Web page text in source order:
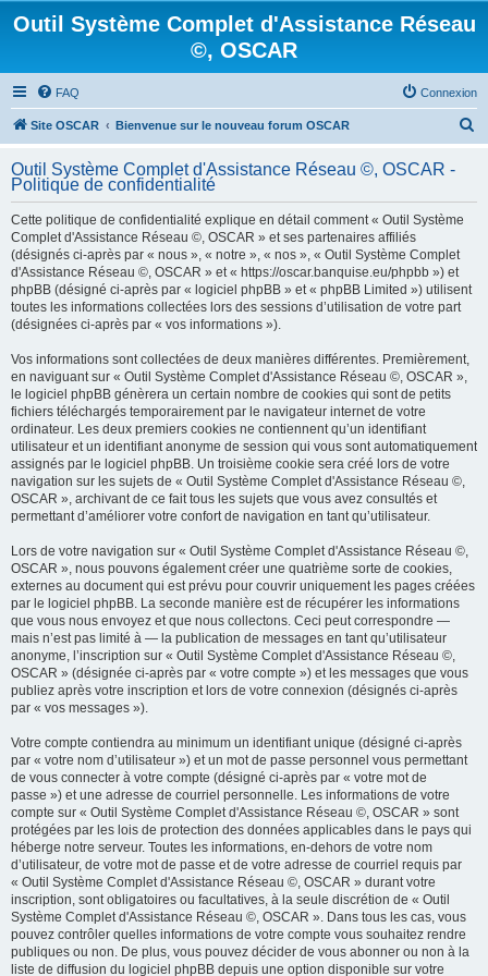
Outil Système Complet d'Assistance Réseau
©, OSCAR
FAQ Connexion
Site OSCAR Bienvenue sur le nouveau forum OSCAR
h
Outil Système Complet d'Assistance Réseau ©, OSCAR -
Politique de confidentialité
Cette politique de confidentialité explique en détail comment « Outil Système
Complet d'Assistance Réseau ©, OSCAR » et ses partenaires affiliés
(désignés ci-après par « nous », « notre », « nos », « Outil Système Complet
d'Assistance Réseau ©, OSCAR » et « https://oscar.banquise.eu/phpbb ») et
phpBB (désigné ci-après par « logiciel phpBB » et « phpBB Limited ») utilisent
toutes les informations collectées lors des sessions d’utilisation de votre part
(désignées ci-après par « vos informations »).
Vos informations sont collectées de deux manières différentes. Premièrement,
en naviguant sur « Outil Système Complet d'Assistance Réseau ©, OSCAR »,
le logiciel phpBB génèrera un certain nombre de cookies qui sont de petits
fichiers téléchargés temporairement par le navigateur internet de votre
ordinateur. Les deux premiers cookies ne contiennent qu’un identifiant
utilisateur et un identifiant anonyme de session qui vous sont automatiquement
assignés par le logiciel phpBB. Un troisième cookie sera créé lors de votre
navigation sur les sujets de « Outil Système Complet d'Assistance Réseau ©,
OSCAR », archivant de ce fait tous les sujets que vous avez consultés et
permettant d’améliorer votre confort de navigation en tant qu’utilisateur.
Lors de votre navigation sur « Outil Système Complet d'Assistance Réseau ©,
OSCAR », nous pouvons également créer une quatrième sorte de cookies,
externes au document qui est prévu pour couvrir uniquement les pages créées
par le logiciel phpBB. La seconde manière est de récupérer les informations
que vous nous envoyez et que nous collectons. Ceci peut correspondre —
mais n’est pas limité à — la publication de messages en tant qu’utilisateur
anonyme, l’inscription sur « Outil Système Complet d'Assistance Réseau ©,
OSCAR » (désignée ci-après par « votre compte ») et les messages que vous
publiez après votre inscription et lors de votre connexion (désignés ci-après
par « vos messages »).
Votre compte contiendra au minimum un identifiant unique (désigné ci-après
par « votre nom d’utilisateur ») et un mot de passe personnel vous permettant
de vous connecter à votre compte (désigné ci-après par « votre mot de
passe ») et une adresse de courriel personnelle. Les informations de votre
compte sur « Outil Système Complet d'Assistance Réseau ©, OSCAR » sont
protégées par les lois de protection des données applicables dans le pays qui
héberge notre serveur. Toutes les informations, en-dehors de votre nom
d’utilisateur, de votre mot de passe et de votre adresse de courriel requis par
« Outil Système Complet d'Assistance Réseau ©, OSCAR » durant votre
inscription, sont obligatoires ou facultatives, à la seule discrétion de « Outil
Système Complet d'Assistance Réseau ©, OSCAR ». Dans tous les cas, vous
pouvez contrôler quelles informations de votre compte vous souhaitez rendre
publiques ou non. De plus, vous pouvez décider de vous abonner ou non à la
liste de diffusion du logiciel phpBB depuis une option disponible sur votre